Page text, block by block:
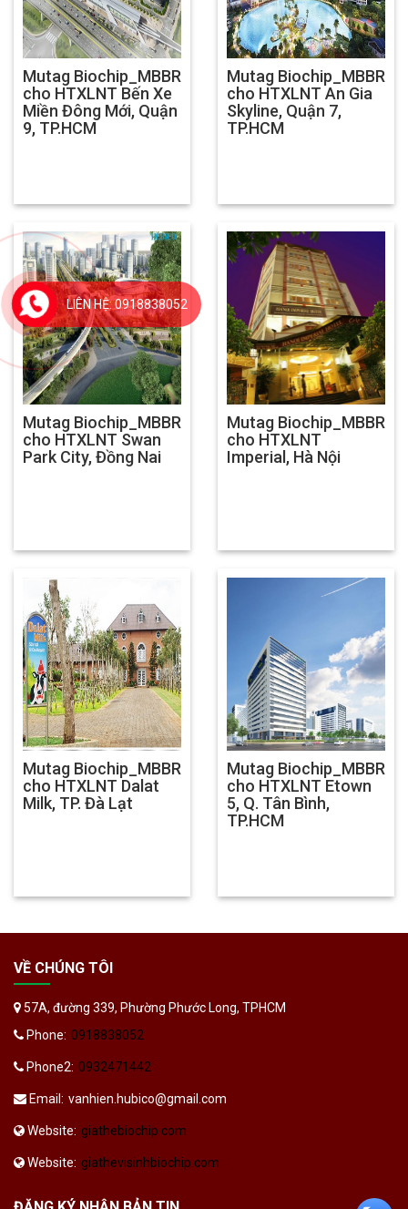
Mutag Biochip_MBBR
cho HTXLNT Bến Xe
Miền Đông Mới, Quận
9, TP.HCM
Mutag Biochip_MBBR
cho HTXLNT An Gia
Skyline, Quận 7,
TP.HCM
Mutag Biochip_MBBR
cho HTXLNT Swan
Park City, Đồng Nai
Mutag Biochip_MBBR
cho HTXLNT
Imperial, Hà Nội
Mutag Biochip_MBBR
cho HTXLNT Dalat
Milk, TP. Đà Lạt
Mutag Biochip_MBBR
cho HTXLNT Etown
5, Q. Tân Bình,
TP.HCM
LIÊN HỆ: 0918838052
VỀ CHÚNG TÔI
57A, đường 339, Phường Phước Long, TPHCM
Phone: 0918838052
Phone2: 0932471442
Email: vanhien.hubico@gmail.com
Website: giathebiochip.com
Website: giathevisinhbiochip.com